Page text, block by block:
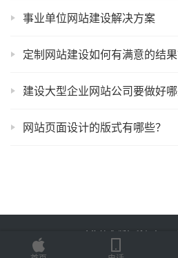
事业单位网站建设解决方案
定制网站建设如何有满意的结
建设大型企业网站公司要做好哪
网站页面设计的版式有哪些？
Copyright © 2025 金海技术 版权所有 鲁